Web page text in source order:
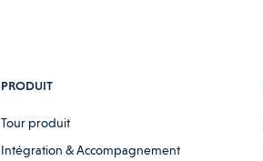
PRODUIT
Tour produit
Intégration & Accompagnement